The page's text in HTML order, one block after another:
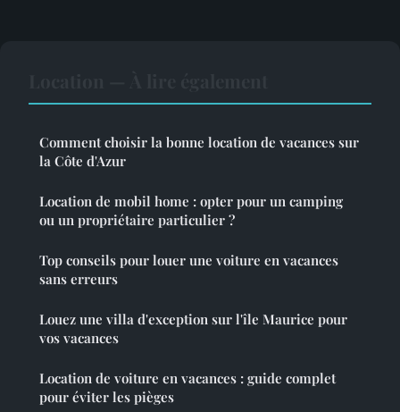
Comment choisir la bonne location de vacances sur
la Côte d'Azur
Location de mobil home : opter pour un camping
ou un propriétaire particulier ?
Top conseils pour louer une voiture en vacances
sans erreurs
Louez une villa d'exception sur l'île Maurice pour
vos vacances
Location de voiture en vacances : guide complet
pour éviter les pièges